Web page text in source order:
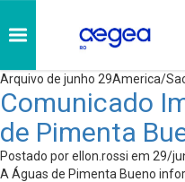
Arquivo de junho 29America/
Comunicado
de Pimenta
Postado por ellon.rossi em 29/
A Águas de Pimenta Bueno